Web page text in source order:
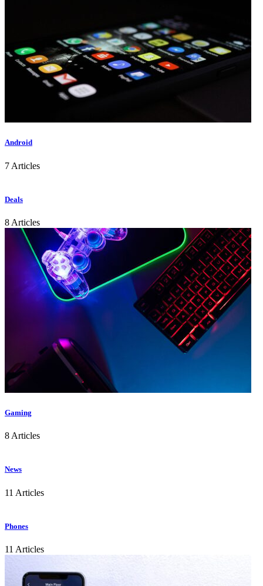
Android
7 Articles
Deals
8 Articles
Gaming
8 Articles
News
11 Articles
Phones
11 Articles